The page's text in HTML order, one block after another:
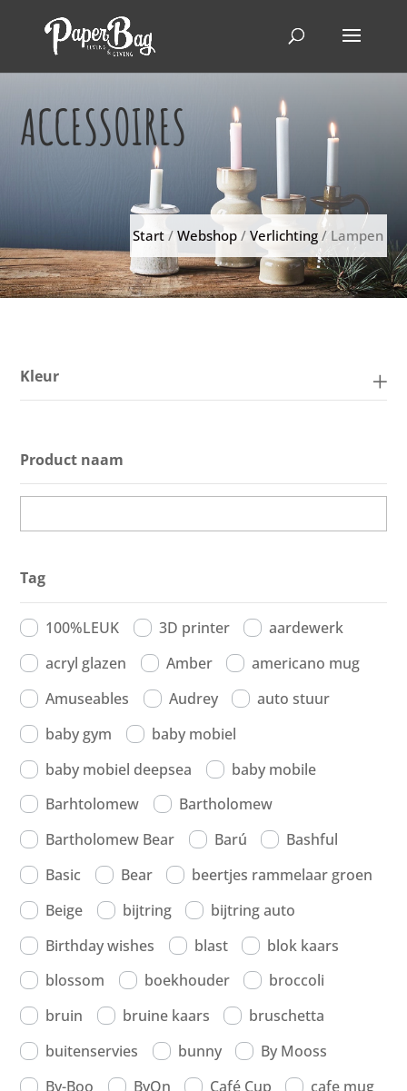
ACCESSOIRES
Start /Webshop /Verlichting / Lampen
Kleur
Product naam
Tag
100%LEUK 3D printer
aardewerk
acryl glazen
Amber
americano mug
Amuseables
Audrey
auto stuur
baby gym
baby mobiel
baby mobiel deepsea
baby mobile
Barhtolomew
Bartholomew
Bartholomew Bear
Barú
Bashful
Basic
Bear
beertjes rammelaar groen
Beige
bijtring
bijtring auto
Birthday wishes
blast
blok kaars
blossom
boekhouder
broccoli
bruin
bruine kaars
bruschetta
buitenservies
bunny
By Mooss
By-Boo
ByOn Café Cup
cafe mug